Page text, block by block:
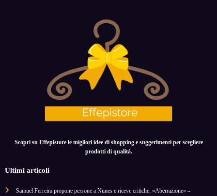
Scopri su Effepistore le migliori idee di shopping e suggerimenti per scegliere
prodotti di qualità.
Ultimi articoli
Samuel Ferreira propone persone a Nunes e riceve critiche: «Aberrazione» –